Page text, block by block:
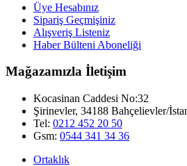
Üye Hesabınız
Sipariş Geçmişiniz
Alışveriş Listeniz
Haber Bülteni Aboneliği
Mağazamızla İletişim
Kocasinan Caddesi No:32
Şirinevler, 34188 Bahçelievler/
Tel: 0212 452 20 50
Gsm: 0544 341 34 36
Ortaklık